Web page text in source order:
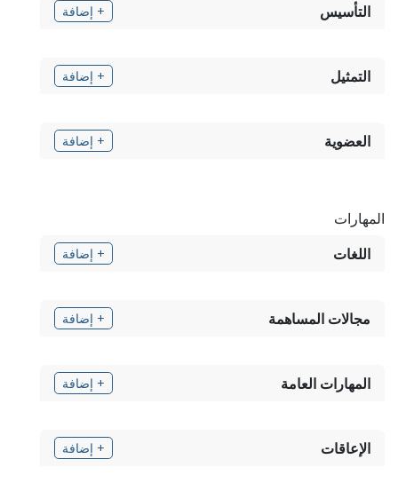
التأسيس + إضافة
التمثيل + إضافة
العضوية + إضافة
المهارات
اللغات
+ إضافة
مجالات المساهمة + إضافة
المهارات العامة + إضافة
الإعاقات + إضافة